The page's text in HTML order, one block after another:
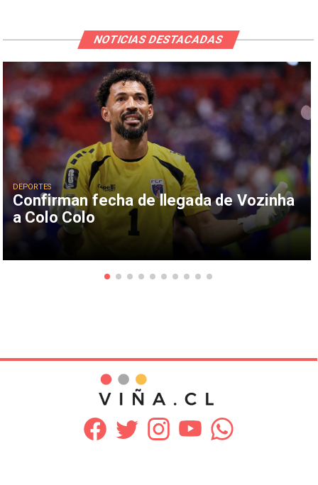
Confirman fecha de llegada de Vozinha
a Colo Colo
DEPORTES
NOTICIAS DESTACADAS